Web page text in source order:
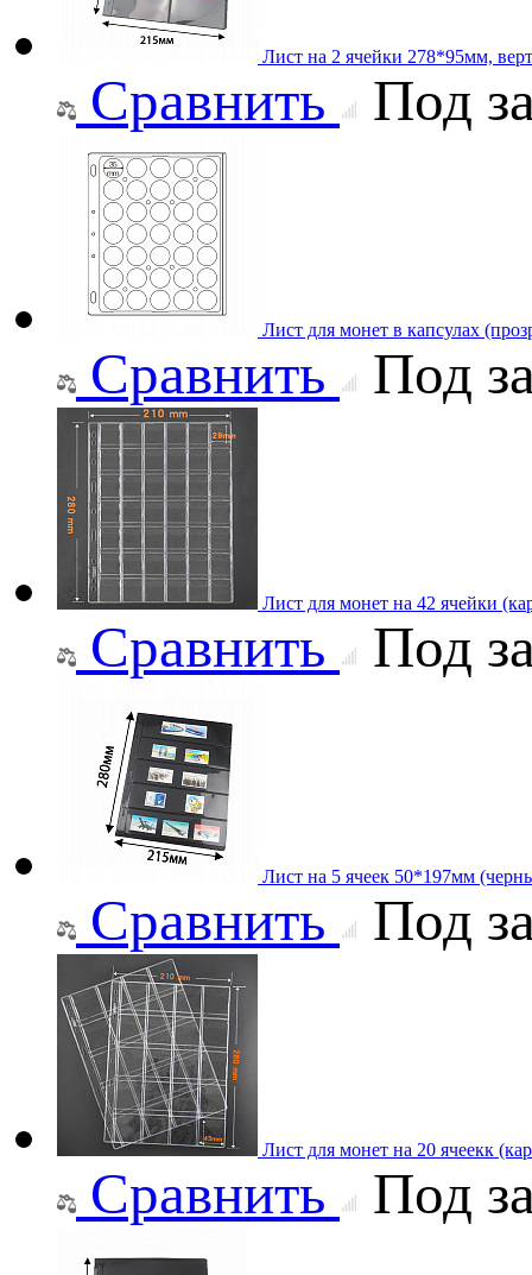
Лист на 2 ячейки 278*95мм,
Сравнить Под
Лист для монет в капсулах
Сравнить Под
Лист для монет на 42 ячейки
Сравнить Под
Лист на 5 ячеек 50*197мм
Сравнить Под
Лист для монет на 20 ячеекк
Сравнить Под